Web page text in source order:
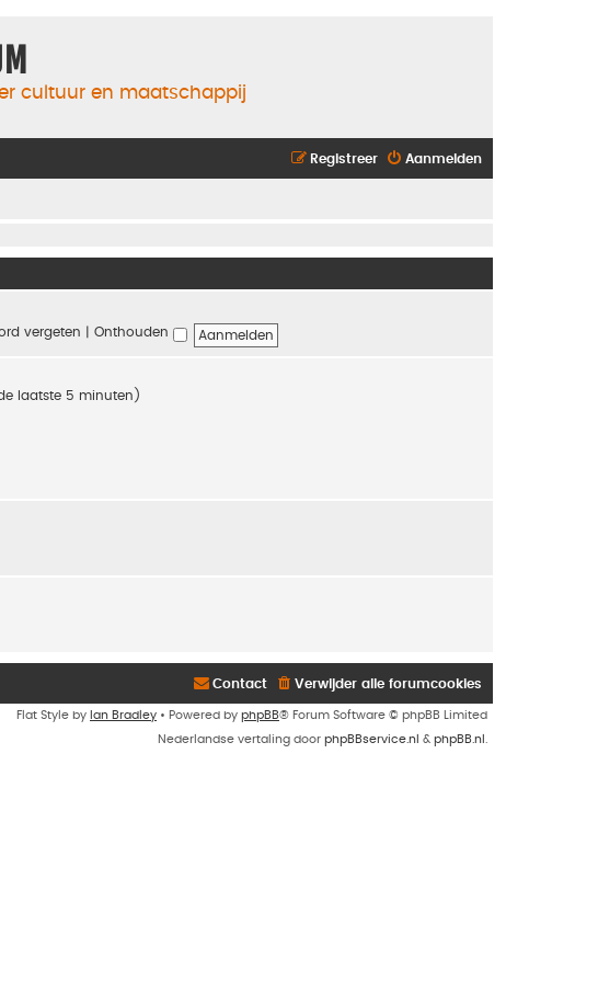
cultuur en maatschappij
Aanmelden
Registreer
vergeten Onthouden
laatste 5 minuten)
Verwijder alle forumcookies
Contact
Flat Style by Ian Bradley • Powered by phpBB® Forum Software © phpBB Limited
Nederlandse vertaling door phpBBservice.nl & phpBB.nl